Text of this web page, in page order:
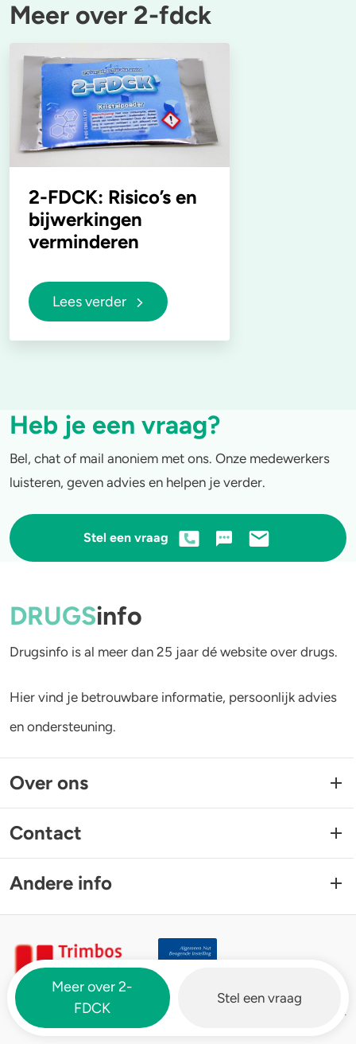
Meer over 2-
FDCK
Stel een vraag
Meer over 2-fdck
2-FDCK: Risico’s en
bijwerkingen
verminderen
Lees verder
Heb je een vraag?
Bel, chat of mail anoniem met ons. Onze medewerkers
luisteren, geven advies en helpen je verder.
Stel een vraag
DRUGSinfo
Drugsinfo is al meer dan 25 jaar dé website over drugs.
Hier vind je betrouwbare informatie, persoonlijk advies
en ondersteuning.
Over ons
Contact
Andere info
Drugsinfo is een website van het Trimbos-instituut .